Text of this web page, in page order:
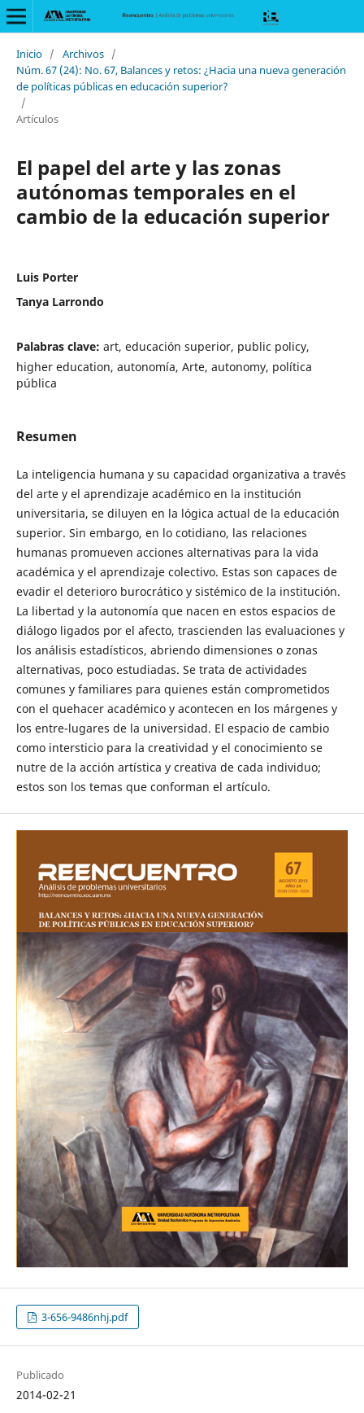
Inicio / Archivos /
Núm. 67 (24): No. 67, Balances y retos: ¿Hacia una nueva generación
de políticas públicas en educación superior?
/
Artículos
El papel del arte y las zonas
autónomas temporales en el
cambio de la educación superior
Luis Porter
Tanya Larrondo
Palabras clave: art, educación superior, public policy,
higher education, autonomía, Arte, autonomy, política
pública
Resumen
La inteligencia humana y su capacidad organizativa a través
del arte y el aprendizaje académico en la institución
universitaria, se diluyen en la lógica actual de la educación
superior. Sin embargo, en lo cotidiano, las relaciones
humanas promueven acciones alternativas para la vida
académica y el aprendizaje colectivo. Estas son capaces de
evadir el deterioro burocrático y sistémico de la institución.
La libertad y la autonomía que nacen en estos espacios de
diálogo ligados por el afecto, trascienden las evaluaciones y
los análisis estadísticos, abriendo dimensiones o zonas
alternativas, poco estudiadas. Se trata de actividades
comunes y familiares para quienes están comprometidos
con el quehacer académico y acontecen en los márgenes y
los entre-lugares de la universidad. El espacio de cambio
como intersticio para la creatividad y el conocimiento se
nutre de la acción artística y creativa de cada individuo;
estos son los temas que conforman el artículo.
3-656-9486nhj.pdf
Publicado
2014-02-21